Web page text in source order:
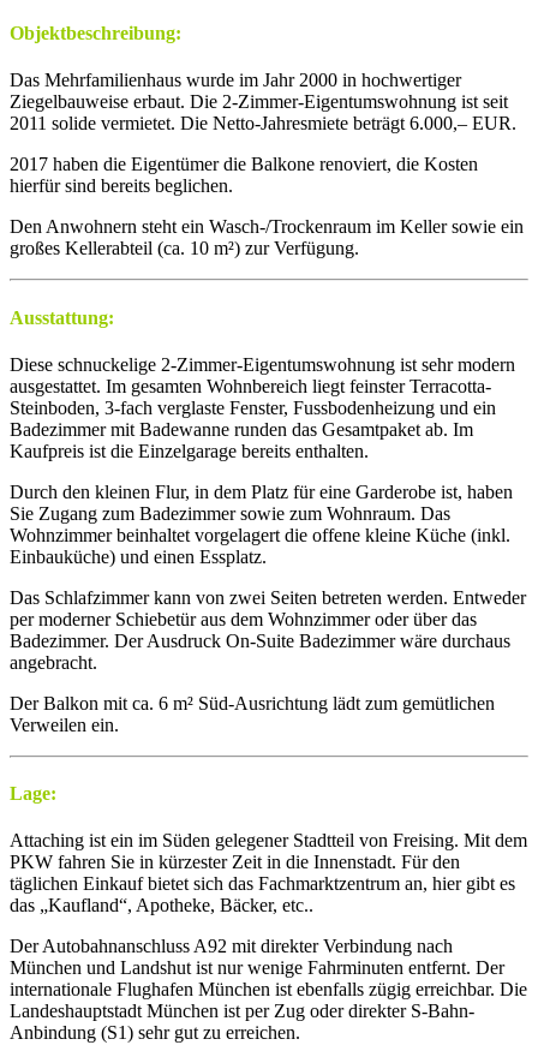
Objektbeschreibung:
Das Mehrfamilienhaus wurde im Jahr 2000 in hochwertiger
Ziegelbauweise erbaut. Die 2-Zimmer-Eigentumswohnung ist seit
2011 solide vermietet. Die Netto-Jahresmiete beträgt 6.000,– EUR.
2017 haben die Eigentümer die Balkone renoviert, die Kosten
hierfür sind bereits beglichen.
Den Anwohnern steht ein Wasch-/Trockenraum im Keller sowie ein
großes Kellerabteil (ca. 10 m²) zur Verfügung.
Ausstattung:
Diese schnuckelige 2-Zimmer-Eigentumswohnung ist sehr modern
ausgestattet. Im gesamten Wohnbereich liegt feinster Terracotta-
Steinboden, 3-fach verglaste Fenster, Fussbodenheizung und ein
Badezimmer mit Badewanne runden das Gesamtpaket ab. Im
Kaufpreis ist die Einzelgarage bereits enthalten.
Durch den kleinen Flur, in dem Platz für eine Garderobe ist, haben
Sie Zugang zum Badezimmer sowie zum Wohnraum. Das
Wohnzimmer beinhaltet vorgelagert die offene kleine Küche (inkl.
Einbauküche) und einen Essplatz.
Das Schlafzimmer kann von zwei Seiten betreten werden. Entweder
per moderner Schiebetür aus dem Wohnzimmer oder über das
Badezimmer. Der Ausdruck On-Suite Badezimmer wäre durchaus
angebracht.
Der Balkon mit ca. 6 m² Süd-Ausrichtung lädt zum gemütlichen
Verweilen ein.
Lage:
Attaching ist ein im Süden gelegener Stadtteil von Freising. Mit dem
PKW fahren Sie in kürzester Zeit in die Innenstadt. Für den
täglichen Einkauf bietet sich das Fachmarktzentrum an, hier gibt es
das „Kaufland“, Apotheke, Bäcker, etc..
Der Autobahnanschluss A92 mit direkter Verbindung nach
München und Landshut ist nur wenige Fahrminuten entfernt. Der
internationale Flughafen München ist ebenfalls zügig erreichbar. Die
Landeshauptstadt München ist per Zug oder direkter S-Bahn-
Anbindung (S1) sehr gut zu erreichen.